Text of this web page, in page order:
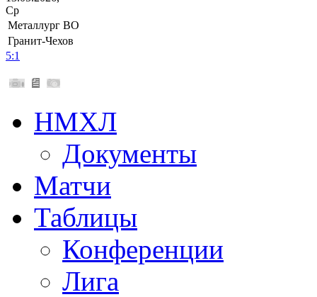
Ср
Металлург ВО
Гранит-Чехов
5:1
НМХЛ
Документы
Матчи
Таблицы
Конференции
Лига